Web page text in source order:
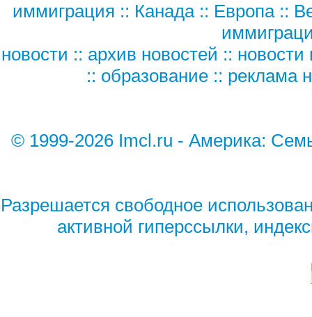
иммиграция :: Канада:: Европа::
новости :: архив новостей :: новости
:: образование :: реклама
© 1999-2026 Imcl.ru - Америка:
Разрешается свободное
активной гиперссылки,